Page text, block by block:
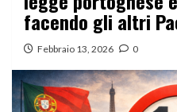
facendo gli altri
Febbraio 13, 2026 0